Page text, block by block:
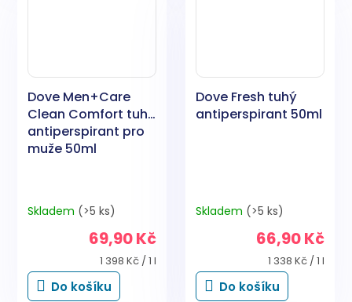
Dove Men+Care
Clean Comfort tuhý
antiperspirant pro
muže 50ml
Skladem (>5 ks)
69,90 Kč
Měrná
cena:
1 398 Kč / 1 l
Do košíku
Dove Fresh tuhý
antiperspirant 50ml
Skladem (>5 ks)
66,90 Kč
Měrná
cena:
1 338 Kč / 1 l
Do košíku